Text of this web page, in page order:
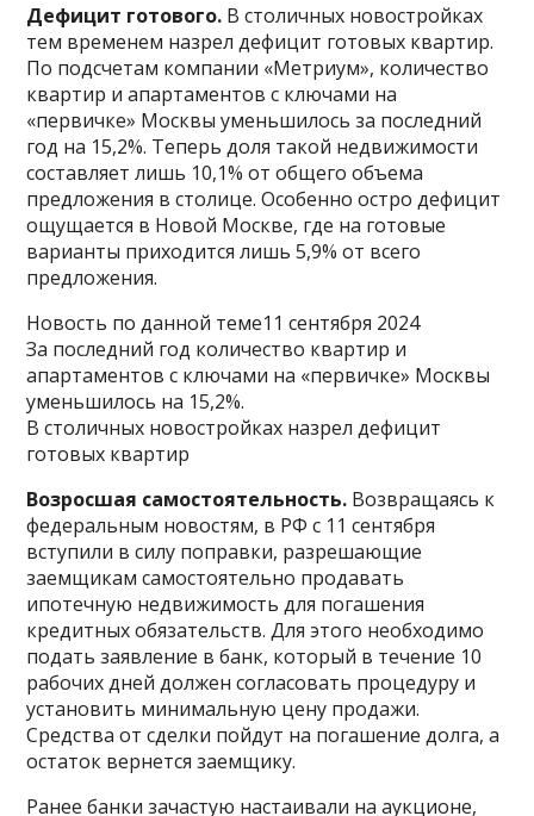
Дефицит готового. В столичных новостройках
тем временем назрел дефицит готовых квартир.
По подсчетам компании «Метриум», количество
квартир и апартаментов с ключами на
«первичке» Москвы уменьшилось за последний
год на 15,2%. Теперь доля такой недвижимости
составляет лишь 10,1% от общего объема
предложения в столице. Особенно остро дефицит
ощущается в Новой Москве, где на готовые
варианты приходится лишь 5,9% от всего
предложения.
Новость по данной теме11 сентября 2024
За последний год количество квартир и
апартаментов с ключами на «первичке» Москвы
уменьшилось на 15,2%.
В столичных новостройках назрел дефицит
готовых квартир
Возросшая самостоятельность. Возвращаясь к
федеральным новостям, в РФ с 11 сентября
вступили в силу поправки, разрешающие
заемщикам самостоятельно продавать
ипотечную недвижимость для погашения
кредитных обязательств. Для этого необходимо
подать заявление в банк, который в течение 10
рабочих дней должен согласовать процедуру и
установить минимальную цену продажи.
Средства от сделки пойдут на погашение долга, а
остаток вернется заемщику.
Ранее банки зачастую настаивали на аукционе,